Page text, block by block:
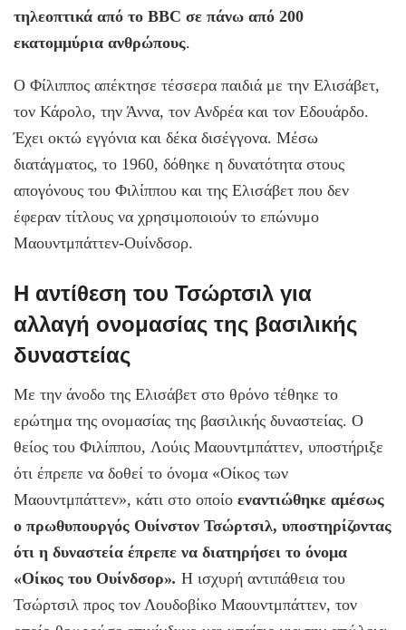
τηλεοπτικά από το BBC σε πάνω από 200
εκατομμύρια ανθρώπους.
Ο Φίλιππος απέκτησε τέσσερα παιδιά με την Ελισάβετ,
τον Κάρολο, την Άννα, τον Ανδρέα και τον Εδουάρδο.
Έχει οκτώ εγγόνια και δέκα δισέγγονα. Μέσω
διατάγματος, το 1960, δόθηκε η δυνατότητα στους
απογόνους του Φιλίππου και της Ελισάβετ που δεν
έφεραν τίτλους να χρησιμοποιούν το επώνυμο
Μαουντμπάττεν-Ουίνδσορ.
Η αντίθεση του Τσώρτσιλ για
αλλαγή ονομασίας της βασιλικής
δυναστείας
Με την άνοδο της Ελισάβετ στο θρόνο τέθηκε το
ερώτημα της ονομασίας της βασιλικής δυναστείας. Ο
θείος του Φιλίππου, Λούις Μαουντμπάττεν, υποστήριξε
ότι έπρεπε να δοθεί το όνομα «Οίκος των
Μαουντμπάττεν», κάτι στο οποίο εναντιώθηκε αμέσως
ο πρωθυπουργός Ουίνστον Τσώρτσιλ, υποστηρίζοντας
ότι η δυναστεία έπρεπε να διατηρήσει το όνομα
«Οίκος του Ουίνδσορ». Η ισχυρή αντιπάθεια του
Τσώρτσιλ προς τον Λουδοβίκο Μαουντμπάττεν, τον